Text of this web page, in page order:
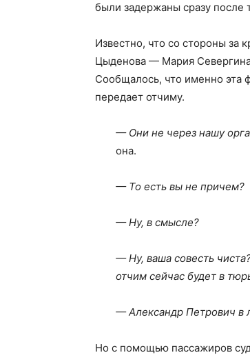
были задержаны сразу после
Известно, что со стороны за
Цыденова — Мария
Сообщалось, что именно эта
передает отчиму.
— Они не через нашу
она.
— То есть вы не причем?
— Ну, в смысле?
— Ну, ваша совесть
отчим сейчас будет в
— Александр Петрович в
Но с помощью пассажиров